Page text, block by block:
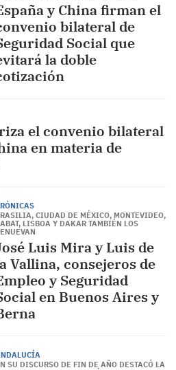
y China firman el
bilateral de
Social que
la doble
el convenio bilateral
en materia de
CIUDAD DE MÉXICO, MONTEVIDEO,
LISBOA Y DAKAR TAMBIÉN LOS
Luis Mira y Luis de
Vallina, consejeros de
y Seguridad
en Buenos Aires y
SU DISCURSO DE FIN DE AÑO DESTACÓ LA